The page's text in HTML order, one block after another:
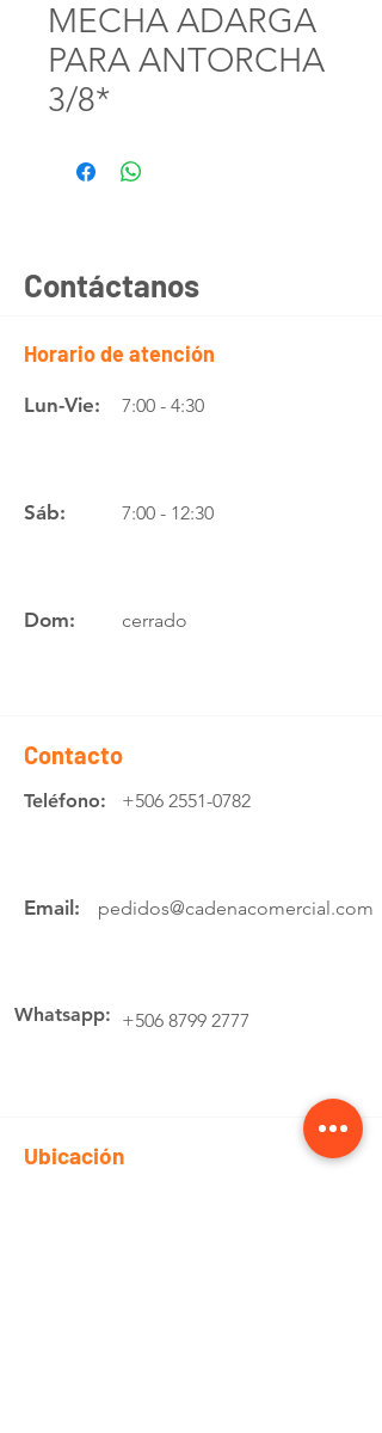
MECHA ADARGA
PARA ANTORCHA
3/8*
Contáctanos
Horario de atención
Lun-Vie: 7:00 - 4:30
Sáb: 7:00 - 12:30
Dom: cerrado
Contacto
Teléfono: +506 2551-0782
Email: pedidos@cadenacomercial.com
Whatsapp: +506 8799 2777
Ubicación